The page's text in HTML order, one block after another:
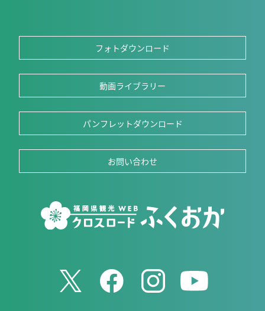
フォトダウンロード
動画ライブラリー
パンフレットダウンロード
お問い合わせ